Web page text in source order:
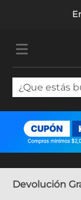
¿Que estás
Devolución
TÉRMINOS
.
tenis mujer
tenis hombre